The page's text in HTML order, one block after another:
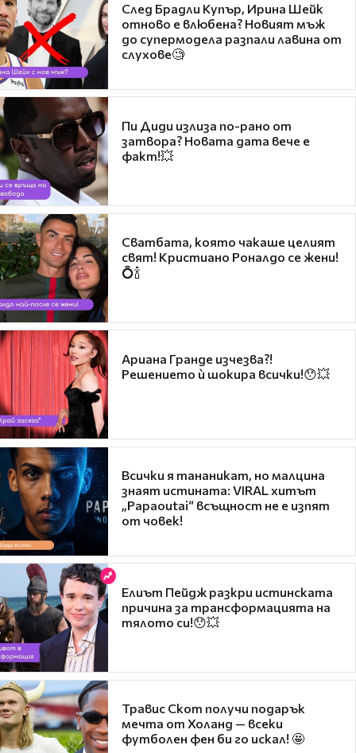
След Брадли Купър, Ирина Шейк
отново е влюбена? Новият мъж
до супермодела разпали лавина от
слухове🧐
Пи Диди излиза по-рано от
затвора? Новата дата вече е
факт!💥
Сватбата, която чакаше целият
свят! Кристиано Роналдо се жени!
💍🍾
Ариана Гранде изчезва?!
Решението ѝ шокира всички!😯💥
Всички я тананикат, но малцина
знаят истината: VIRAL хитът
„Papaoutai“ всъщност не е изпят
от човек!
Елиът Пейдж разкри истинската
причина за трансформацията на
тялото си!😯💥
Травис Скот получи подарък
мечта от Холанд — всеки
футболен фен би го искал! 🤩